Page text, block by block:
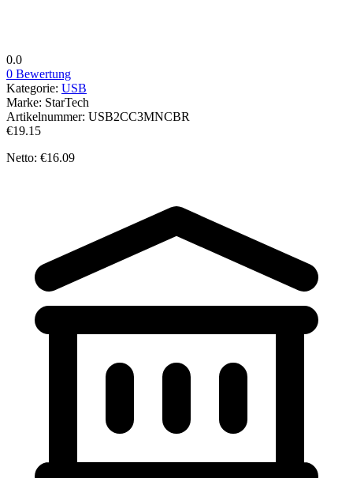
0.0
0 Bewertung
Kategorie: USB
Marke: StarTech
Artikelnummer: USB2CC3MNCBR
€19.15
Netto: €16.09